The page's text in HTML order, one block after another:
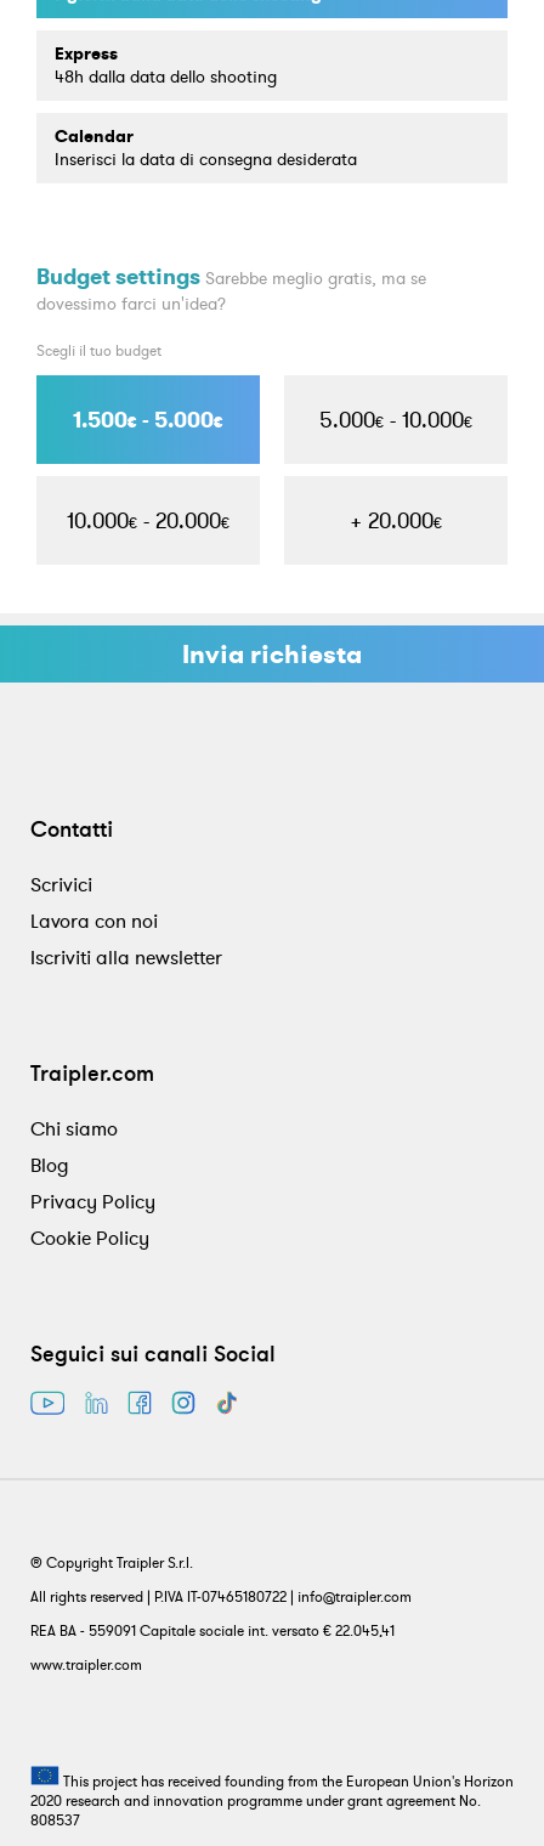
Express
48h dalla data dello shooting
Calendar
Inserisci la data di consegna desiderata
Budget settings Sarebbe meglio gratis, ma se
dovessimo farci un'idea?
Scegli il tuo budget
1.500€ - 5.000€ 5.000€ - 10.000€
10.000€ - 20.000€ + 20.000€
Invia richiesta
Contatti
Scrivici
Lavora con noi
Iscriviti alla newsletter
Traipler.com
Chi siamo
Blog
Privacy Policy
Cookie Policy
Seguici sui canali Social
® Copyright Traipler S.r.l.
All rights reserved | P.IVA IT-07465180722 | info@traipler.com
REA BA - 559091 Capitale sociale int. versato € 22.045,41
www.traipler.com
This project has received founding from the European Union's Horizon
2020 research and innovation programme under grant agreement No.
808537